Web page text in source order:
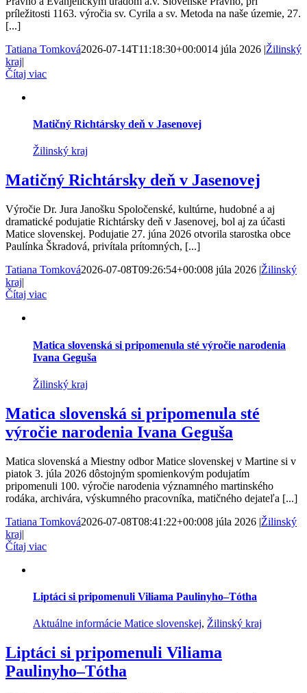
príležitosti 1163. výročia sv. Cyrila a sv. Metoda na naše územie, 27.
[...]
Tatiana Tomková2026-07-14T11:18:30+00:0014 júla 2026 |Žilinský
kraj|
Čítaj viac
Matičný Richtársky deň v Jasenovej
Žilinský kraj
Matičný Richtársky deň v Jasenovej
Výročie Dr. Jura Janošku Spoločenské, kultúrne, hudobné a aj
dramatické podujatie Richtársky deň v Jasenovej, bol aj za účasti
Matice slovenskej. Podujatie 27. júna 2026 otvorila starostka obce
Paulínka Škradová, privítala prítomných, [...]
Tatiana Tomková2026-07-08T09:26:54+00:008 júla 2026 |Žilinský
kraj|
Čítaj viac
Matica slovenská si pripomenula sté výročie narodenia
Ivana Geguša
Žilinský kraj
Matica slovenská si pripomenula sté
výročie narodenia Ivana Geguša
Matica slovenská a Miestny odbor Matice slovenskej v Martine si v
piatok 3. júla 2026 dôstojným spomienkovým podujatím
pripomenuli 100. výročie narodenia významného martinského
rodáka, archivára, výskumného pracovníka, matičného dejateľa [...]
Tatiana Tomková2026-07-08T08:41:22+00:008 júla 2026 |Žilinský
kraj|
Čítaj viac
Liptáci si pripomenuli Viliama Paulinyho–Tótha
Aktuálne informácie Matice slovenskej, Žilinský kraj
Liptáci si pripomenuli Viliama
Paulinyho–Tótha